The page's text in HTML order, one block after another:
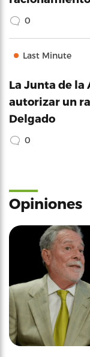
0
Last Minute
La Junta de la
autorizar un
Delgado
0
Opiniones